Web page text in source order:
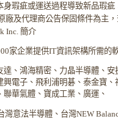
身瑕疵或運送過程導致新品瑕
廠及代理商公告保固條件為主
Inc. 簡介
家企業提供IT資訊架構所需的
達、鴻海精密、力晶半導體、
興電子、飛利浦明碁、泰金寶
華氣體、寶成工業、廣運、
灣意法半導體、台灣NEW